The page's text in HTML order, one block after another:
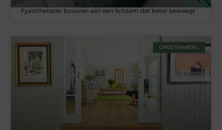
Fysiotherapie: bouwen aan een lichaam dat beter beweegt
GROOTHANDEL